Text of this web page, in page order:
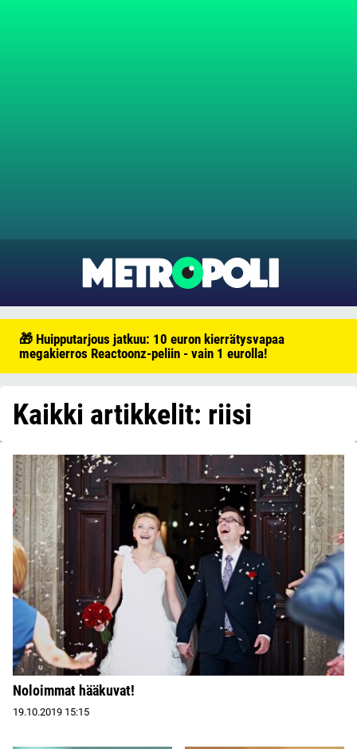
🎁 Huipputarjous jatkuu: 10 euron kierrätysvapaa
megakierros Reactoonz-peliin - vain 1 eurolla!
Kaikki artikkelit: riisi
Noloimmat hääkuvat!
19.10.2019 15:15